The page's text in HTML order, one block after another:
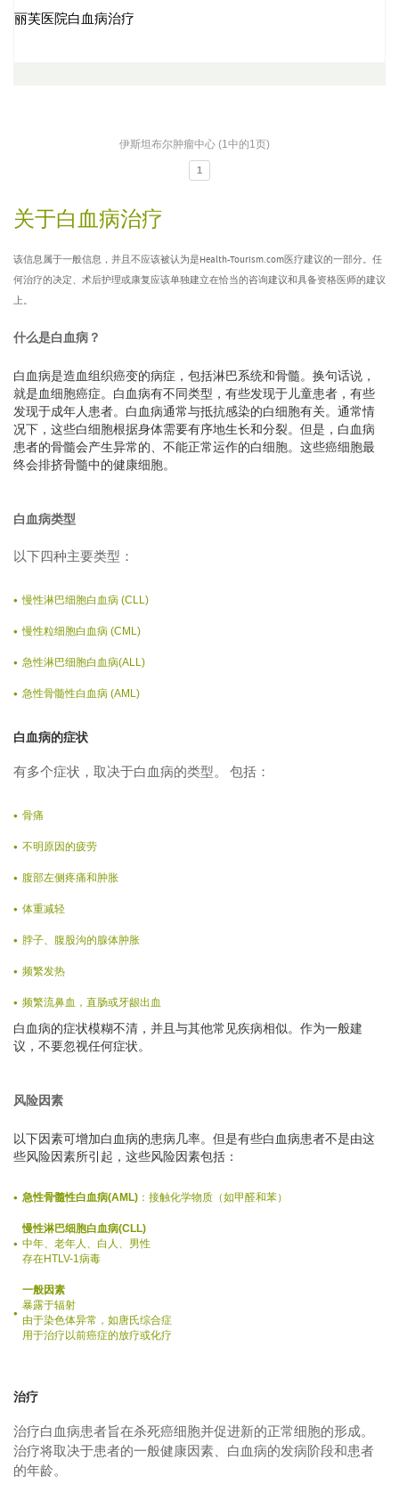
丽芙医院白血病治疗
伊斯坦布尔肿瘤中心 (1中的1页)
1
关于白血病治疗
该信息属于一般信息，并且不应该被认为是Health-Tourism.com医疗建议的一部分。任
何治疗的决定、术后护理或康复应该单独建立在恰当的咨询建议和具备资格医师的建议
上。
什么是白血病？
白血病是造血组织癌变的病症，包括淋巴系统和骨髓。换句话说，
就是血细胞癌症。白血病有不同类型，有些发现于儿童患者，有些
发现于成年人患者。白血病通常与抵抗感染的白细胞有关。通常情
况下，这些白细胞根据身体需要有序地生长和分裂。但是，白血病
患者的骨髓会产生异常的、不能正常运作的白细胞。这些癌细胞最
终会排挤骨髓中的健康细胞。
白血病类型
以下四种主要类型：
慢性淋巴细胞白血病 (CLL)
慢性粒细胞白血病 (CML)
急性淋巴细胞白血病(ALL)
急性骨髓性白血病 (AML)
白血病的症状
有多个症状，取决于白血病的类型。 包括：
骨痛
不明原因的疲劳
腹部左侧疼痛和肿胀
体重减轻
脖子、腹股沟的腺体肿胀
频繁发热
频繁流鼻血，直肠或牙龈出血
白血病的症状模糊不清，并且与其他常见疾病相似。作为一般建
议，不要忽视任何症状。
风险因素
以下因素可增加白血病的患病几率。但是有些白血病患者不是由这
些风险因素所引起，这些风险因素包括：
急性骨髓性白血病(AML) ：接触化学物质（如甲醛和苯）
慢性淋巴细胞白血病(CLL)
中年、老年人、白人、男性
存在HTLV-1病毒
一般因素
暴露于辐射
由于染色体异常，如唐氏综合症
用于治疗以前癌症的放疗或化疗
治疗
治疗白血病患者旨在杀死癌细胞并促进新的正常细胞的形成。
治疗将取决于患者的一般健康因素、白血病的发病阶段和患者
的年龄。